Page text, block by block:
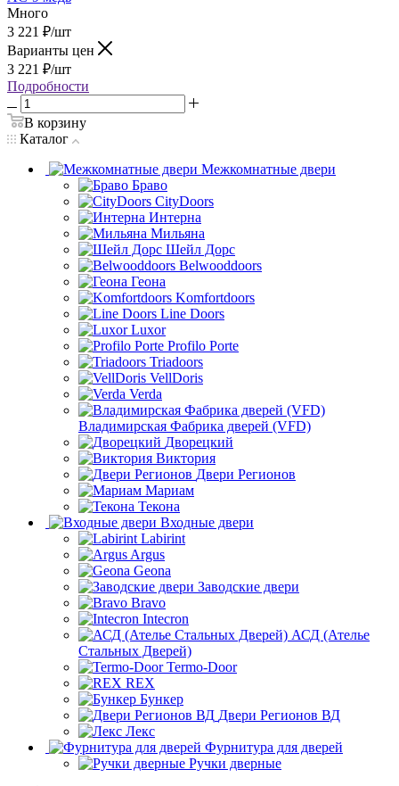
Много
3 221 ₽/шт
Варианты цен
3 221 ₽/шт
Подробности
В корзину
Каталог
Межкомнатные двери
Браво
CityDoors
Интерна
Мильяна
Шейл Дорс
Belwooddoors
Геона
Komfortdoors
Line Doors
Luxor
Profilo Porte
Triadoors
VellDoris
Verda
Владимирская Фабрика дверей (VFD)
Дворецкий
Виктория
Двери Регионов
Мариам
Текона
Входные двери
Labirint
Argus
Geona
Заводские двери
Bravo
Intecron
АСД (Ателье
Стальных Дверей)
Termo-Door
REX
Бункер
Двери Регионов ВД
Лекс
Фурнитура для дверей
Ручки дверные